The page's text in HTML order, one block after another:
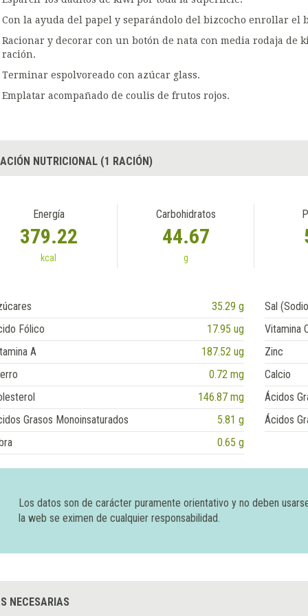
Con la ayuda del papel y separándolo del bizcocho enrollar el
Racionar y decorar con un botón de nata con media rodaja
ración.
Terminar espolvoreado con azúcar glass.
Emplatar acompañado de coulis de frutos rojos.
NUTRICIONAL (1 RACIÓN)
Energía
379.22
kcal
Carbohidratos
44.67
g
35.29 g
Sal
Fólico
17.95 ug
Vitamina
A
187.52 ug
Zinc
0.72 mg
Calcio
146.87 mg
Ácidos
Grasos Monoinsaturados
5.81 g
Ácidos
0.65 g
Los datos son de carácter puramente orientativo y no deben
la web se eximen de cualquier responsabilidad.
NECESARIAS